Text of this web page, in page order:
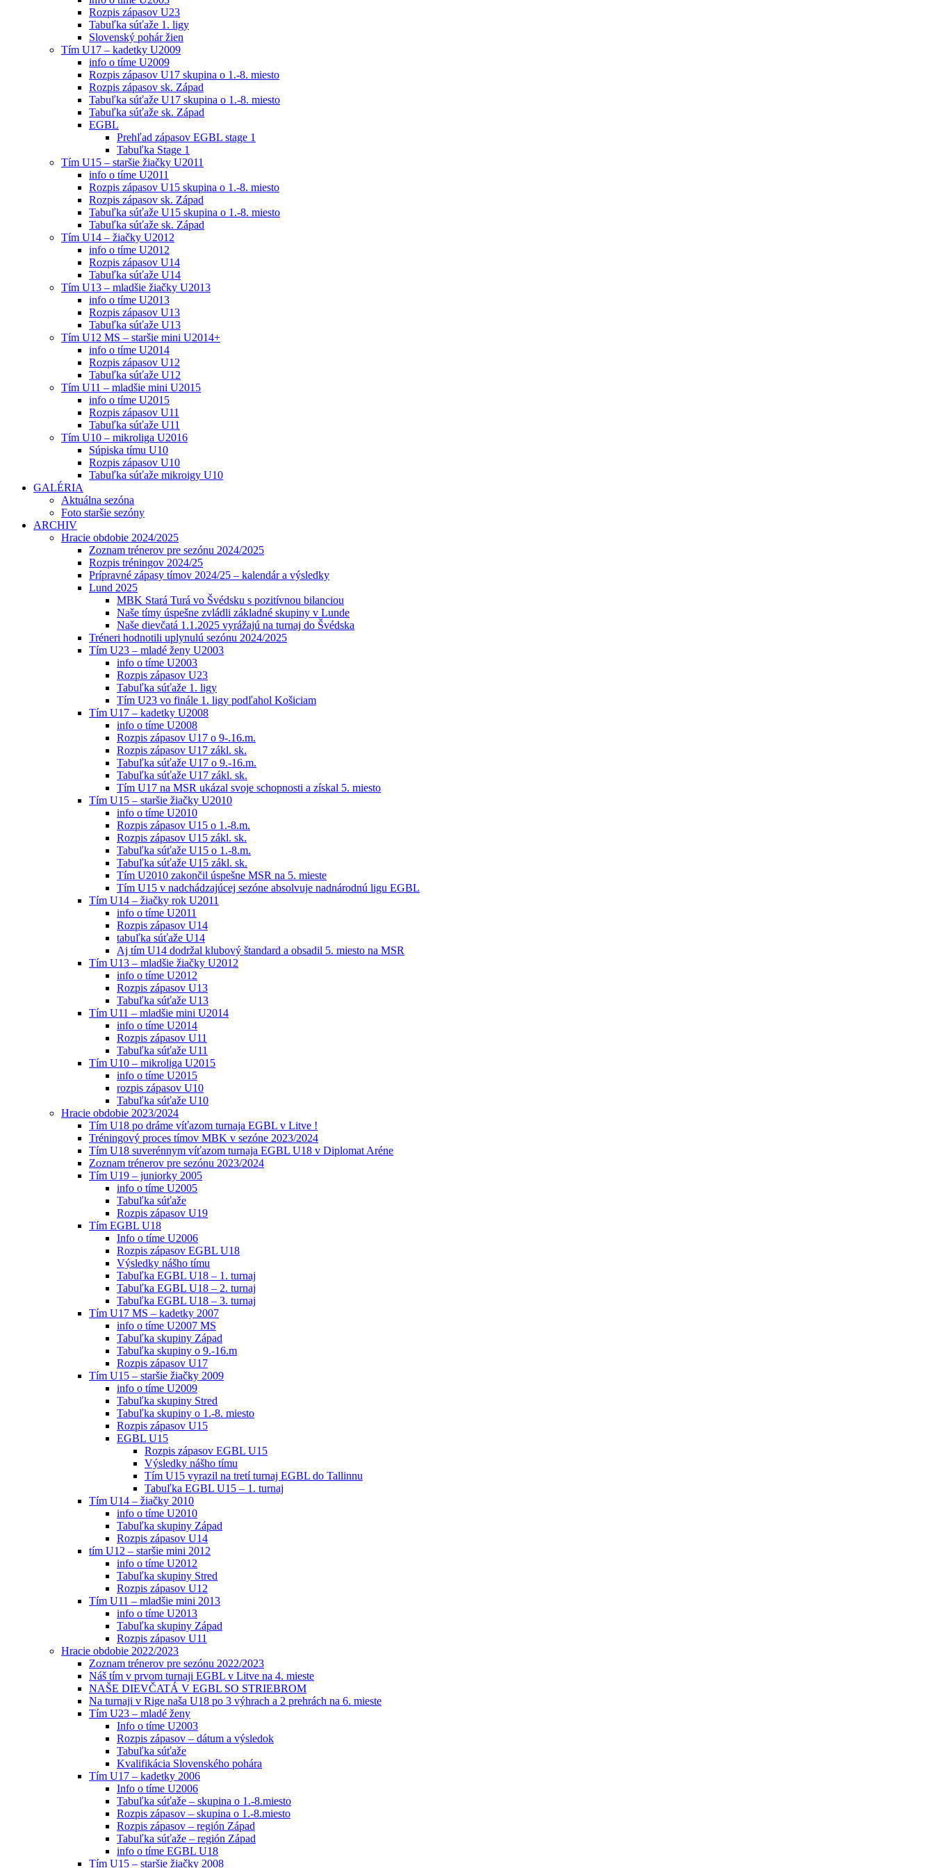
Rozpis zápasov U23
Tabuľka súťaže 1. ligy
Slovenský pohár žien
Tím U17 – kadetky U2009
info o tíme U2009
Rozpis zápasov U17 skupina o 1.-8. miesto
Rozpis zápasov sk. Západ
Tabuľka súťaže U17 skupina o 1.-8. miesto
Tabuľka súťaže sk. Západ
EGBL
Prehľad zápasov EGBL stage 1
Tabuľka Stage 1
Tím U15 – staršie žiačky U2011
info o tíme U2011
Rozpis zápasov U15 skupina o 1.-8. miesto
Rozpis zápasov sk. Západ
Tabuľka súťaže U15 skupina o 1.-8. miesto
Tabuľka súťaže sk. Západ
Tím U14 – žiačky U2012
info o tíme U2012
Rozpis zápasov U14
Tabuľka súťaže U14
Tím U13 – mladšie žiačky U2013
info o tíme U2013
Rozpis zápasov U13
Tabuľka súťaže U13
Tím U12 MS – staršie mini U2014+
info o tíme U2014
Rozpis zápasov U12
Tabuľka súťaže U12
Tím U11 – mladšie mini U2015
info o tíme U2015
Rozpis zápasov U11
Tabuľka súťaže U11
Tím U10 – mikroliga U2016
Súpiska tímu U10
Rozpis zápasov U10
Tabuľka súťaže mikroigy U10
GALÉRIA
Aktuálna sezóna
Foto staršie sezóny
ARCHIV
Hracie obdobie 2024/2025
Zoznam trénerov pre sezónu 2024/2025
Rozpis tréningov 2024/25
Prípravné zápasy tímov 2024/25 – kalendár a výsledky
Lund 2025
MBK Stará Turá vo Švédsku s pozitívnou bilanciou
Naše tímy úspešne zvládli základné skupiny v Lunde
Naše dievčatá 1.1.2025 vyrážajú na turnaj do Švédska
Tréneri hodnotili uplynulú sezónu 2024/2025
Tím U23 – mladé ženy U2003
info o tíme U2003
Rozpis zápasov U23
Tabuľka súťaže 1. ligy
Tím U23 vo finále 1. ligy podľahol Košiciam
Tím U17 – kadetky U2008
info o tíme U2008
Rozpis zápasov U17 o 9-.16.m.
Rozpis zápasov U17 zákl. sk.
Tabuľka súťaže U17 o 9.-16.m.
Tabuľka súťaže U17 zákl. sk.
Tím U17 na MSR ukázal svoje schopnosti a získal 5. miesto
Tím U15 – staršie žiačky U2010
info o tíme U2010
Rozpis zápasov U15 o 1.-8.m.
Rozpis zápasov U15 zákl. sk.
Tabuľka súťaže U15 o 1.-8.m.
Tabuľka súťaže U15 zákl. sk.
Tím U2010 zakončil úspešne MSR na 5. mieste
Tím U15 v nadchádzajúcej sezóne absolvuje nadnárodnú ligu EGBL
Tím U14 – žiačky rok U2011
info o tíme U2011
Rozpis zápasov U14
tabuľka súťaže U14
Aj tím U14 dodržal klubový štandard a obsadil 5. miesto na MSR
Tím U13 – mladšie žiačky U2012
info o tíme U2012
Rozpis zápasov U13
Tabuľka súťaže U13
Tím U11 – mladšie mini U2014
info o tíme U2014
Rozpis zápasov U11
Tabuľka súťaže U11
Tím U10 – mikroliga U2015
info o tíme U2015
rozpis zápasov U10
Tabuľka súťaže U10
Hracie obdobie 2023/2024
Tím U18 po dráme víťazom turnaja EGBL v Litve !
Tréningový proces tímov MBK v sezóne 2023/2024
Tím U18 suverénnym víťazom turnaja EGBL U18 v Diplomat Aréne
Zoznam trénerov pre sezónu 2023/2024
Tím U19 – juniorky 2005
info o tíme U2005
Tabuľka súťaže
Rozpis zápasov U19
Tím EGBL U18
Info o tíme U2006
Rozpis zápasov EGBL U18
Výsledky nášho tímu
Tabuľka EGBL U18 – 1. turnaj
Tabuľka EGBL U18 – 2. turnaj
Tabuľka EGBL U18 – 3. turnaj
Tím U17 MS – kadetky 2007
info o tíme U2007 MS
Tabuľka skupiny Západ
Tabuľka skupiny o 9.-16.m
Rozpis zápasov U17
Tím U15 – staršie žiačky 2009
info o tíme U2009
Tabuľka skupiny Stred
Tabuľka skupiny o 1.-8. miesto
Rozpis zápasov U15
EGBL U15
Rozpis zápasov EGBL U15
Výsledky nášho tímu
Tím U15 vyrazil na tretí turnaj EGBL do Tallinnu
Tabuľka EGBL U15 – 1. turnaj
Tím U14 – žiačky 2010
info o tíme U2010
Tabuľka skupiny Západ
Rozpis zápasov U14
tím U12 – staršie mini 2012
info o tíme U2012
Tabuľka skupiny Stred
Rozpis zápasov U12
Tím U11 – mladšie mini 2013
info o tíme U2013
Tabuľka skupiny Západ
Rozpis zápasov U11
Hracie obdobie 2022/2023
Zoznam trénerov pre sezónu 2022/2023
Náš tím v prvom turnaji EGBL v Litve na 4. mieste
NAŠE DIEVČATÁ V EGBL SO STRIEBROM
Na turnaji v Rige naša U18 po 3 výhrach a 2 prehrách na 6. mieste
Tím U23 – mladé ženy
Info o tíme U2003
Rozpis zápasov – dátum a výsledok
Tabuľka súťaže
Kvalifikácia Slovenského pohára
Tím U17 – kadetky 2006
Info o tíme U2006
Tabuľka súťaže – skupina o 1.-8.miesto
Rozpis zápasov – skupina o 1.-8.miesto
Rozpis zápasov – región Západ
Tabuľka súťaže – región Západ
info o tíme EGBL U18
Tím U15 – staršie žiačky 2008